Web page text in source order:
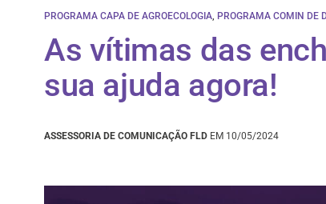
PROGRAMA CAPA DE AGROECOLOGIA PROGRAMA COMIN DE
As vítimas das
sua ajuda agora!
ASSESSORIA DE COMUNICAÇÃO FLD EM 10/05/2024